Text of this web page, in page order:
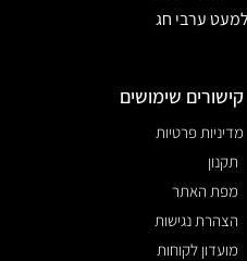
קישורים שימושים
מדיניות פרטיות
תקנון
מפת האתר
הצהרת נגישות
מועדון לקוחות